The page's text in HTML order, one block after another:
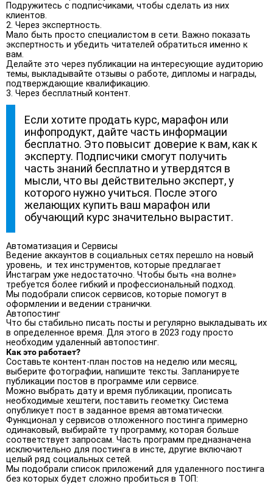
Подружитесь с подписчиками, чтобы сделать из них
клиентов.
2. Через экспертность.
Мало быть просто специалистом в сети. Важно показать
экспертность и убедить читателей обратиться именно к
вам.
Делайте это через публикации на интересующие аудиторию
темы, выкладывайте отзывы о работе, дипломы и награды,
подтверждающие квалификацию.
3. Через бесплатный контент.
Если хотите продать курс, марафон или
инфопродукт, дайте часть информации
бесплатно. Это повысит доверие к вам, как к
эксперту. Подписчики смогут получить
часть знаний бесплатно и утвердятся в
мысли, что вы действительно эксперт, у
которого нужно учиться. После этого
желающих купить ваш марафон или
обучающий курс значительно вырастит.
Автоматизация и Сервисы
Ведение аккаунтов в социальных сетях перешло на новый
уровень, и тех инструментов, которые предлагает
Инстаграм уже недостаточно. Чтобы быть «на волне»
требуется более гибкий и профессиональный подход.
Мы подобрали список сервисов, которые помогут в
оформлении и ведении странички.
Автопостинг
Что бы стабильно писать посты и регулярно выкладывать их
в определенное время. Для этого в 2023 году просто
необходим удаленный автопостинг.
Как это работает?
Составьте контент-план постов на неделю или месяц,
выберите фотографии, напишите тексты. Запланируете
публикации постов в программе или сервисе.
Можно выбрать дату и время публикации, прописать
необходимые хештеги, поставить геометку. Система
опубликует пост в заданное время автоматически.
Функционал у сервисов отложенного постинга примерно
одинаковый, выбирайте ту программу, которая больше
соответствует запросам. Часть программ предназначена
исключительно для постинга в инсте, другие включают
целый ряд социальных сетей.
Мы подобрали список приложений для удаленного постинга
без которых будет сложно пробиться в ТОП: